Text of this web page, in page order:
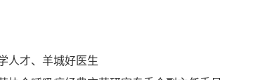
人才、羊城好医生